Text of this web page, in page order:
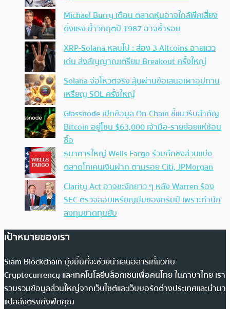
Michael Burry เตือน ตลาดหุ้นอาจใกล้พีคเสี่ยง
ดิ่งแรง ย้ำวิกฤตปี 1987 อาจซ้ำรอย
XRP-Solana หลบไป : ส่อง 3 Altcoins ฉายแวว
เด่น ส่งสัญญาณเตรียม Breakout ครั้งใหญ่
Solana จ่อโหวตจริง ลุ้นผ่านข้อเสนอเผาอุปทาน
เหรียญ SOL ครั้งใหญ่
Glassnode เปิดข้อมูล On-Chain ชี้แนวรับสำคัญ
Bitcoin อยู่โซน $63,000 เจ้ามือ-รายย่อยแห่ช้อน
ซื้อ
ธนาคารใหญ่ Wells Fargo ร่วมศึกชิงส่วนแบ่ง
ตลาดโทเคนเงินฝาก ตามรอย Citi, JPMorgan
Clarity Act อาจชะงักยาว ๆ หลัง Warren ร้อง
SEC ตรวจสอบเหรียญมีมของทรัมป์ เพราะทำนัก
ลงทุนขาดทุนยับ
เป้าหมายของเรา
Siam Blockchain มุ่งมั่นที่จะช่วยนำเสนอสารเกี่ยวกับ
Cryptocurrency และเทคโนโลยีบล็อกเชนเพื่อคนไทย ในภาษาไทย เรา
รวบรวมข้อมูลส่วนใหญ่จากเว็บไซต์และเว็บบอร์ดต่างประเทศและนำมา
แปลส่งตรงถึงฟีดคุณ